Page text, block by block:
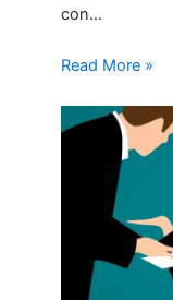
con…
Read More »